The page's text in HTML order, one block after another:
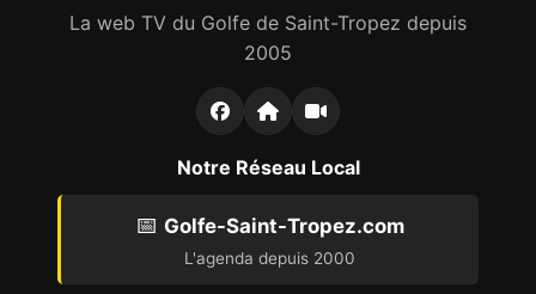
La web TV du Golfe de Saint-Tropez depuis
2005
Notre Réseau Local
📅 Golfe-Saint-Tropez.com
L'agenda depuis 2000